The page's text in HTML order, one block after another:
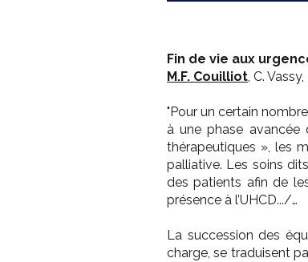
Fin de vie aux
M.F. Couilliot, C.
"Pour un certain
à une phase avancée
thérapeutiques », les
palliative. Les soins
des patients afin de
présence à l’UHCD.../…
La succession des
charge, se traduisent